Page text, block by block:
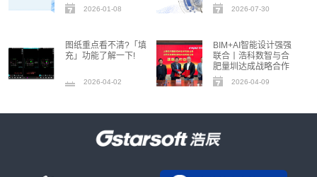
2026-01-08 2026-07-30
图纸重点看不清?「填
充」功能了解一下!
2026-04-02
BIM+AI智能设计强强
联合丨浩科数智与合
肥量圳达成战略合作
2026-04-09